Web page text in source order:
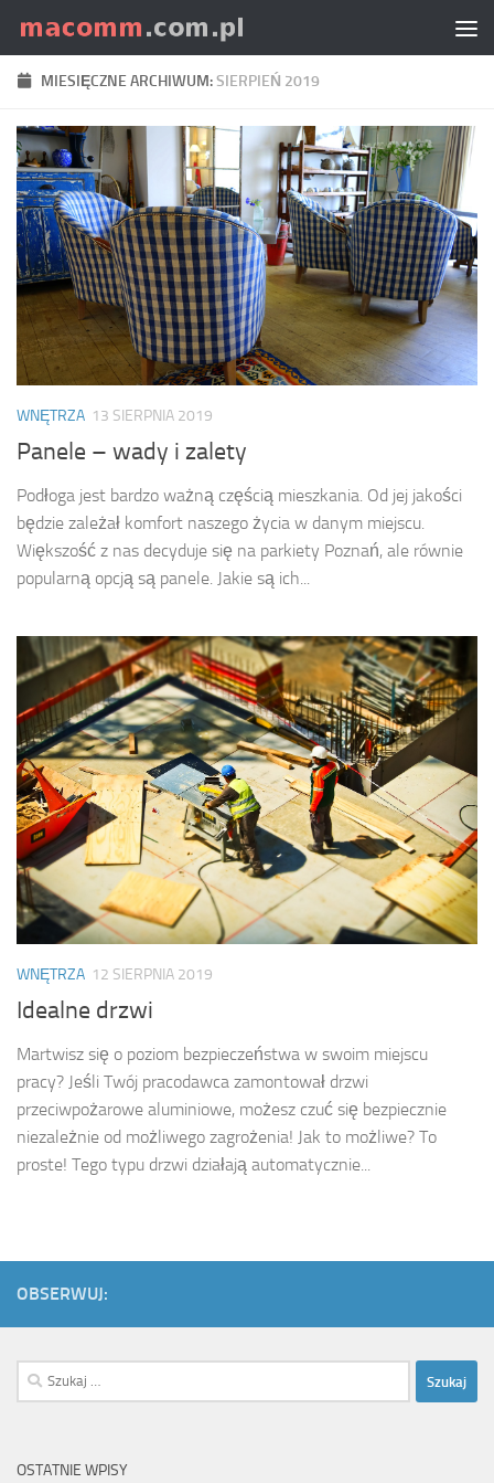
Skip to content
MIESIĘCZNE ARCHIWUM:SIERPIEŃ 2019
WNĘTRZA 13 SIERPNIA 2019
Panele – wady i zalety
Podłoga jest bardzo ważną częścią mieszkania. Od jej jakości
będzie zależał komfort naszego życia w danym miejscu.
Większość z nas decyduje się na parkiety Poznań, ale równie
popularną opcją są panele. Jakie są ich...
WNĘTRZA 12 SIERPNIA 2019
Idealne drzwi
Martwisz się o poziom bezpieczeństwa w swoim miejscu
pracy? Jeśli Twój pracodawca zamontował drzwi
przeciwpożarowe aluminiowe, możesz czuć się bezpiecznie
niezależnie od możliwego zagrożenia! Jak to możliwe? To
proste! Tego typu drzwi działają automatycznie...
OBSERWUJ:
Szukaj:
OSTATNIE WPISY